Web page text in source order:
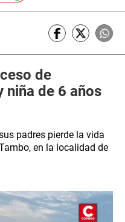
de
niña de 6 años
padres pierde la vida
en la localidad de